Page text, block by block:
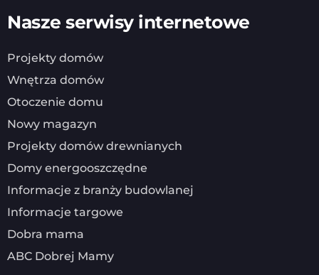
Nasze serwisy internetowe
Projekty domów
Wnętrza domów
Otoczenie domu
Nowy magazyn
Projekty domów drewnianych
Domy energooszczędne
Informacje z branży budowlanej
Informacje targowe
Dobra mama
ABC Dobrej Mamy